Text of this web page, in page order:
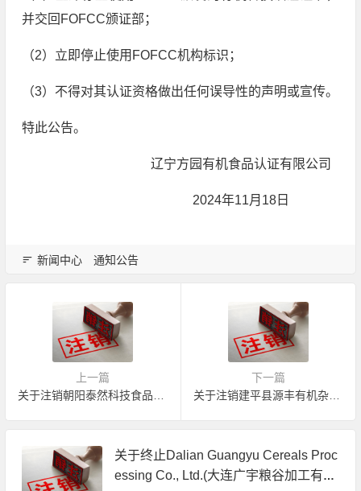
并交回FOFCC颁证部；
（2）立即停止使用FOFCC机构标识；
（3）不得对其认证资格做出任何误导性的声明或宣传。
特此公告。
辽宁方园有机食品认证有限公司
2024年11月18日
新闻中心 通知公告
上一篇
下一篇
关于注销建平县源丰有机杂粮有限公司加拿大有机产品认证证书的公告
关于终止Dalian Guangyu Cereals Proc
essing Co., Ltd.(大连广宇粮谷加工有限